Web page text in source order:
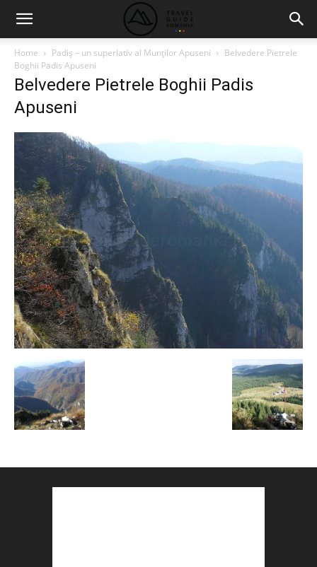
Home Padiş – un superlativ al Munţilor Apuseni
Belvedere Pietrele
Boghii Padis Apuseni
Belvedere Pietrele Boghii Padis
Apuseni